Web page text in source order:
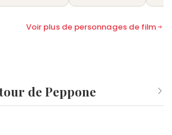
Voir plus de personnages de film
de Peppone